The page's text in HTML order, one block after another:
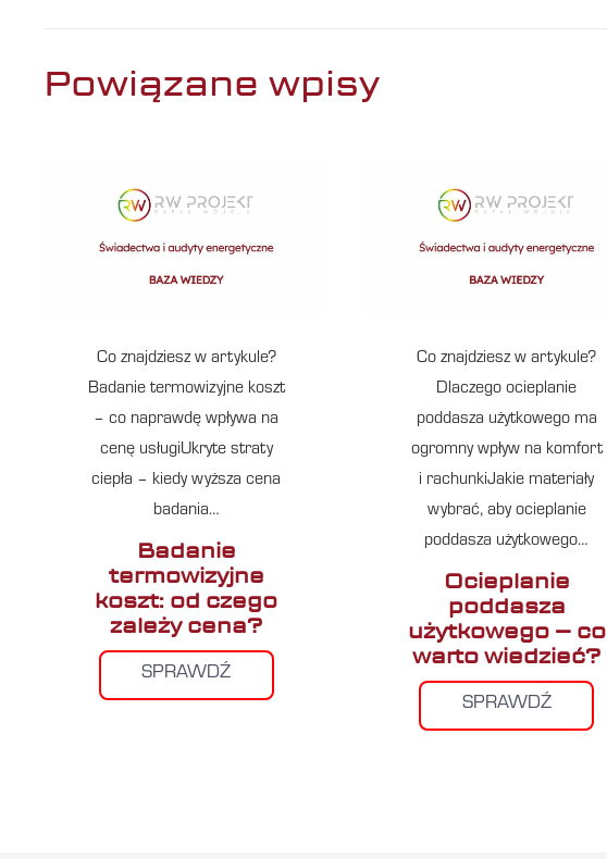
Powiązane wpisy
Co znajdziesz w artykule?
Badanie termowizyjne koszt
– co naprawdę wpływa na
cenę usługiUkryte straty
ciepła – kiedy wyższa cena
badania…
Badanie
termowizyjne
koszt: od czego
zależy cena?
SPRAWDŹ
Co znajdziesz w artykule?
Dlaczego ocieplanie
poddasza użytkowego ma
ogromny wpływ na komfort
i rachunkiJakie materiały
wybrać, aby ocieplanie
poddasza użytkowego…
Ocieplanie
poddasza
użytkowego – co
warto wiedzieć?
SPRAWDŹ